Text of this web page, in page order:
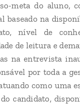
meta do aluno,
baseado na
nível de
de leitura e
na entrevista
por toda a
como uma
candidato,